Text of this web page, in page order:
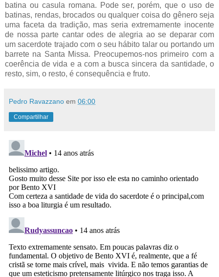
batina ou casula romana. Pode ser, porém, que o uso de
batinas, rendas, brocados ou qualquer coisa do gênero seja
uma faceta da tradição, mas seria extremamente inocente
de nossa parte cantar odes de alegria ao se deparar com
um sacerdote trajado com o seu hábito talar ou portando um
barrete na Santa Missa. Preocupemos-nos primeiro com a
coerência de vida e a com a busca sincera da santidade, o
resto, sim, o resto, é consequência e fruto.
Pedro Ravazzano em 06:00
Compartilhar